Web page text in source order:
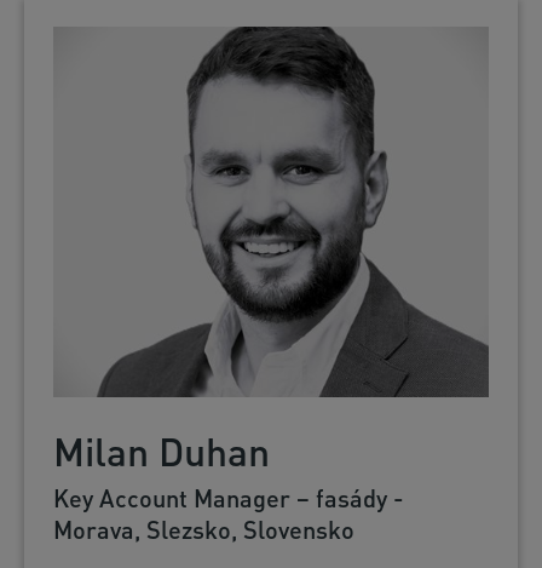
Milan Duhan
Key Account Manager – fasády -
Morava, Slezsko, Slovensko